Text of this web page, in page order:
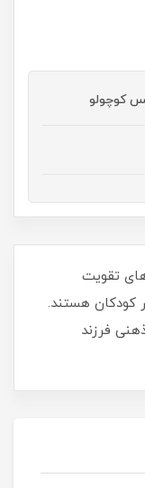
کوچولو
تقویت
کودکان هستند.
فرزند